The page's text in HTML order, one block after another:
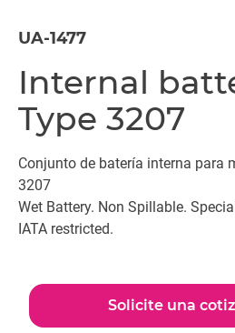
UA-1477
Internal
Type 3207
Conjunto de batería interna para
3207
Wet Battery. Non Spillable.
IATA restricted.
Solicite una